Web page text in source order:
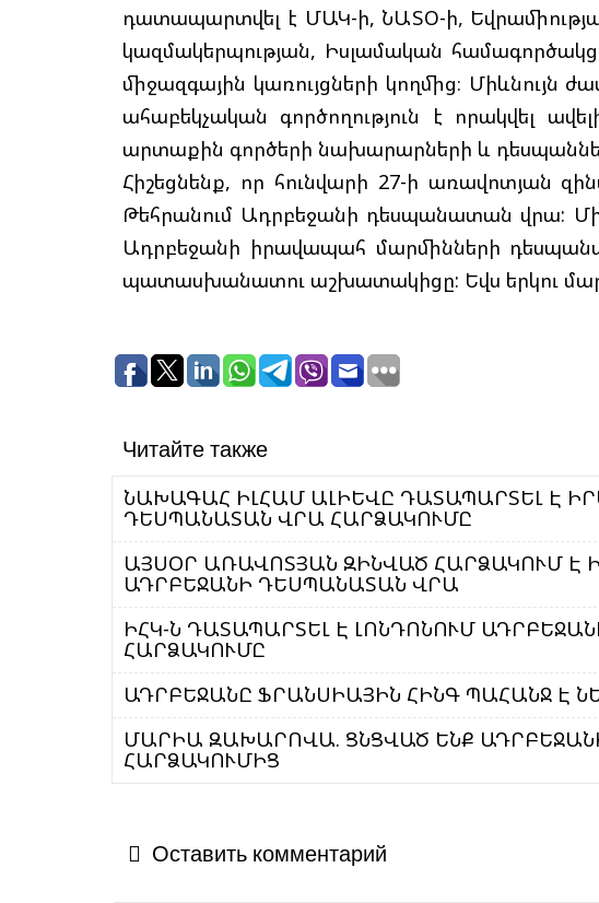
դատապարտվել է ՄԱԿ-ի, ՆԱՏՕ-ի,
կազմակերպության, Իսլամական
միջազգային կառույցների կողմից։ Միևնույն
ահաբեկչական գործողություն է որակվել
արտաքին գործերի նախարարների և
Հիշեցնենք, որ հունվարի 27-ի առավոտյան
Թեհրանում Ադրբեջանի դեսպանատան վրա:
Ադրբեջանի իրավապահ մարմինների
պատասխանատու աշխատակիցը: Եվս երկու
Читайте также
ՆԱԽԱԳԱՀ ԻԼՀԱՄ ԱԼԻԵՎԸ ԴԱՏԱՊԱՐՏԵԼ Է
ԴԵՍՊԱՆԱՏԱՆ ՎՐԱ ՀԱՐՁԱԿՈՒՄԸ
ԱՅՍՕՐ ԱՌԱՎՈՏՅԱՆ ԶԻՆՎԱԾ ՀԱՐՁԱԿՈՒՄ Է
ԱԴՐԲԵՋԱՆԻ ԴԵՍՊԱՆԱՏԱՆ ՎՐԱ
ԻՀԿ-Ն ԴԱՏԱՊԱՐՏԵԼ Է ԼՈՆԴՈՆՈՒՄ
ՀԱՐՁԱԿՈՒՄԸ
ԱԴՐԲԵՋԱՆԸ ՖՐԱՆՍԻԱՅԻՆ ՀԻՆԳ ՊԱՀԱՆՋ Է
ՄԱՐԻԱ ԶԱԽԱՐՈՎԱ. ՑՆՑՎԱԾ ԵՆՔ
ՀԱՐՁԱԿՈՒՄԻՑ
Оставить комментарий